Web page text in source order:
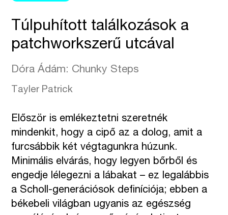
Túlpuhított találkozások a
patchworkszerű utcával
Dóra Ádám: Chunky Steps
Tayler Patrick
Először is emlékeztetni szeretnék
mindenkit, hogy a cipő az a dolog, amit a
furcsábbik két végtagunkra húzunk.
Minimális elvárás, hogy legyen bőrből és
engedje lélegezni a lábakat – ez legalábbis
a Scholl-generációsok definíciója; ebben a
békebeli világban ugyanis az egészség